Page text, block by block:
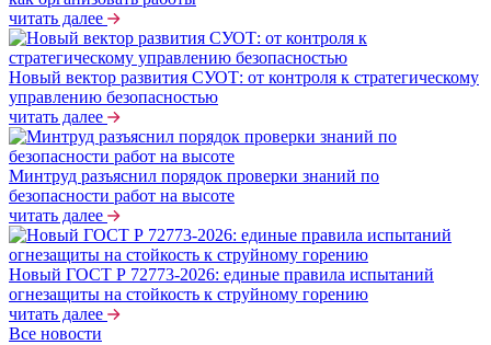
читать далее
Новый вектор развития СУОТ: от контроля к стратегическому
управлению безопасностью
читать далее
Минтруд разъяснил порядок проверки знаний по
безопасности работ на высоте
читать далее
Новый ГОСТ Р 72773-2026: единые правила испытаний
огнезащиты на стойкость к струйному горению
читать далее
Все новости